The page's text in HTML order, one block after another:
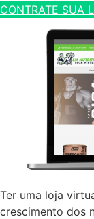
CONTRATE SUA
Ter uma loja
crescimento dos